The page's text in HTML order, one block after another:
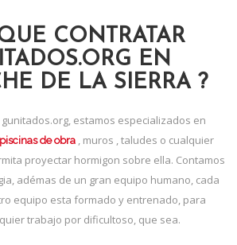
CONTRATAR
EN
DE LA SIERRA ?
estamos especializados en
piscinas de obra, muros , taludes o cualquier
proyectar hormigon sobre ella. Contamos
adémas de un gran equipo humano, cada
equipo esta formado y entrenado, para
trabajo por dificultoso, que sea.